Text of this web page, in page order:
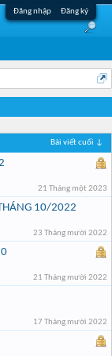
Đăng nhập Đăng ký
Bài viết cuối ↓
21 Tháng một 2023
10/2022
23 Tháng mười 2022
21 Tháng mười 2022
17 Tháng mười 2022